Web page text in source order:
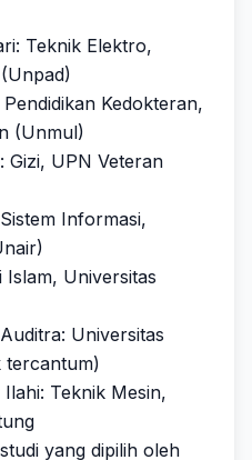
Teknik Elektro,
Kedokteran,
(Unmul)
Gizi, UPN Veteran
Informasi,
Universitas
Universitas
tercantum)
Teknik Mesin,
yang dipilih oleh